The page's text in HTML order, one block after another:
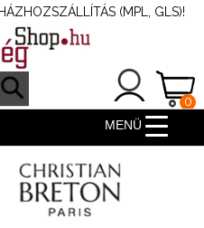
(MPL, GLS)!
0
MENÜ